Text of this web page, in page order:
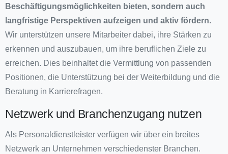
Beschäftigungsmöglichkeiten bieten, sondern auch
langfristige Perspektiven aufzeigen und aktiv fördern.
Wir unterstützen unsere Mitarbeiter dabei, ihre Stärken zu
erkennen und auszubauen, um ihre beruflichen Ziele zu
erreichen. Dies beinhaltet die Vermittlung von passenden
Positionen, die Unterstützung bei der Weiterbildung und die
Beratung in Karrierefragen.
Netzwerk und Branchenzugang nutzen
Als Personaldienstleister verfügen wir über ein breites
Netzwerk an Unternehmen verschiedenster Branchen.